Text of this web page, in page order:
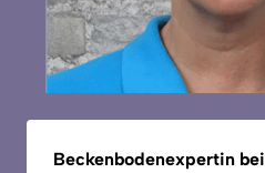
Beckenbodenexpertin bei